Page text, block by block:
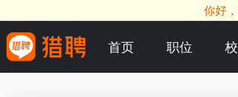
你好
首页 职位